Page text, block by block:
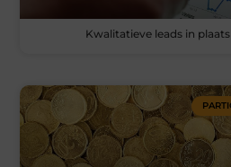
Kwalitatieve leads in